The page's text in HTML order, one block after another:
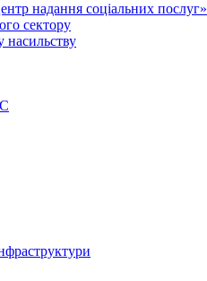
надання соціальних послуг»
сектору